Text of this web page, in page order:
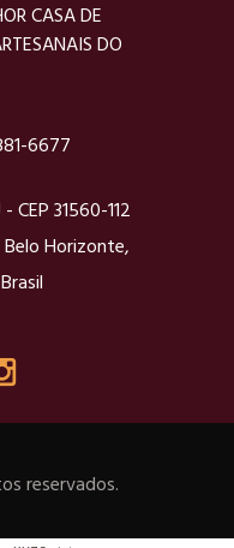
CASA DE
DO
6677
CEP 31560-112
Horizonte,
reservados.